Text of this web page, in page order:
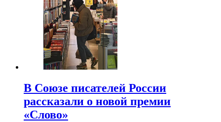
В Союзе писателей России
рассказали о новой премии
«Слово»